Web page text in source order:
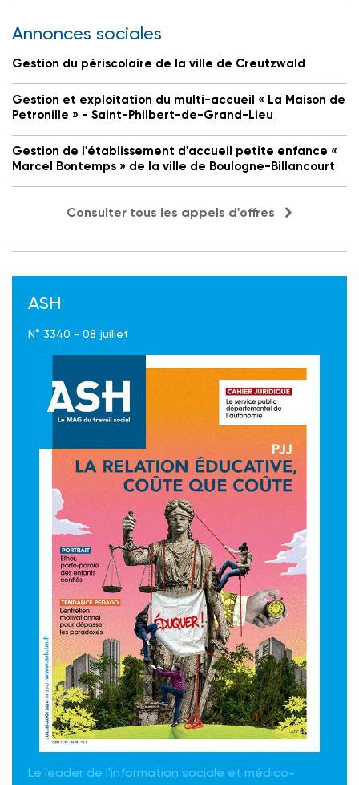
Annonces sociales
Gestion du périscolaire de la ville de Creutzwald
Gestion et exploitation du multi-accueil « La Maison de
Petronille » - Saint-Philbert-de-Grand-Lieu
Gestion de l'établissement d'accueil petite enfance «
Marcel Bontemps » de la ville de Boulogne-Billancourt
Consulter tous les appels d'offres
ASH
N° 3340 - 08 juillet
Le leader de l'information sociale et médico-